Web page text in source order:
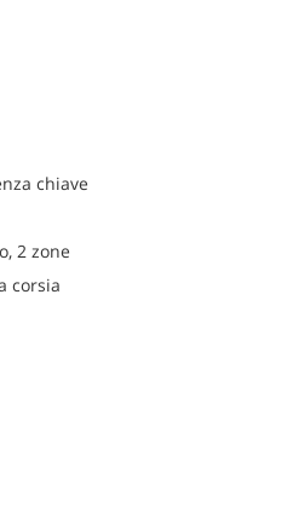
chiave
2 zone
corsia